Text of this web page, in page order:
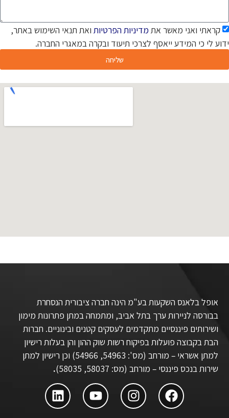
קראתי ואני מאשר את מדיניות הפרטיות ואת תנאי השימוש באתר,
ידוע לי כי המידע ייאסף לצרכי תיעוד ובקרה במאגרי החברה.
שליחה
אופל בלאנס השקעות בע"מ הינה חברה ציבורית הנסחרת
בבורסה לניירות ערך בתל אביב, ומתמחה במתן פתרונות מימון
ושירותים פיננסיים מתקדמים לעסקים קטנים ובינוניים. חברות
הבת בקבוצה פועלות בפיקוח רשות שוק ההון והן בעלות רישיון
למתן אשראי – מורחב (מס': 54963, 54966) וכן רישיון למתן
שירות בנכס פיננסי – מורחב (מס: 58037, 58035)
.